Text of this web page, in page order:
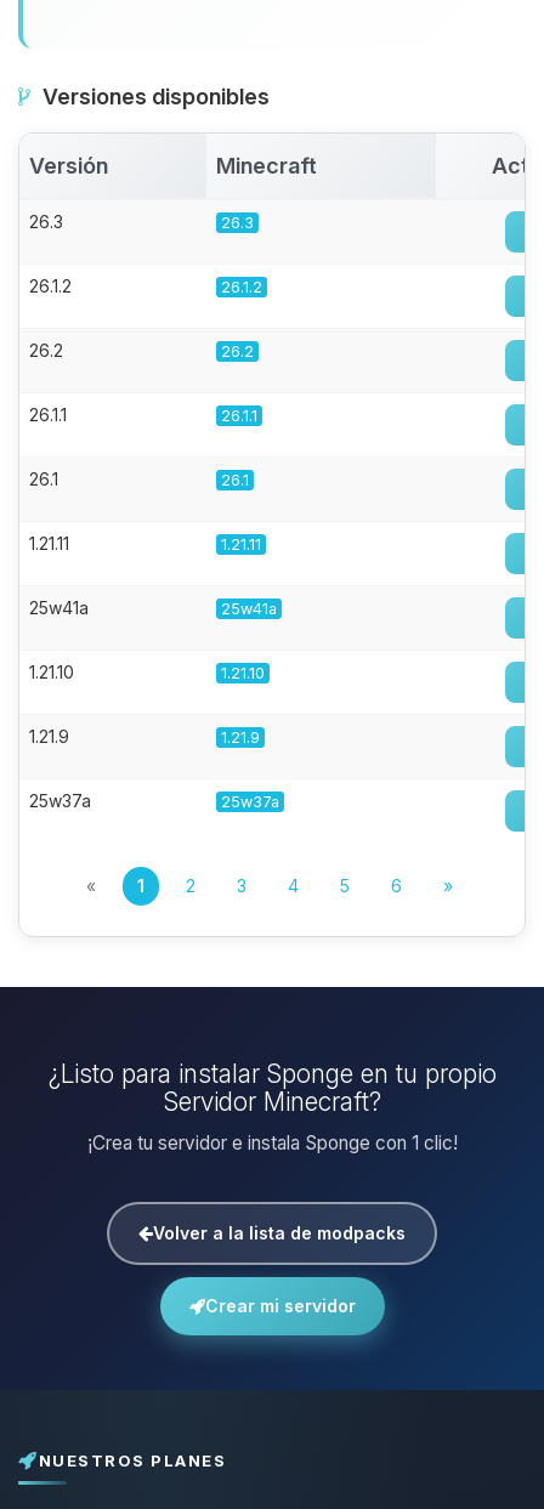
Versiones disponibles
Versión Minecraft
26.3 26.3
26.1.2 26.1.2
26.2 26.2
26.1.1 26.1.1
26.1 26.1
1.21.11 1.21.11
25w41a 25w41a
1.21.10 1.21.10
1.21.9 1.21.9
25w37a 25w37a
« 1 2 3 4 5 6 »
¿Listo para instalar Sponge en tu propio
Servidor Minecraft?
¡Crea tu servidor e instala Sponge con 1 clic!
Volver a la lista de modpacks
Crear mi servidor
NUESTROS PLANES